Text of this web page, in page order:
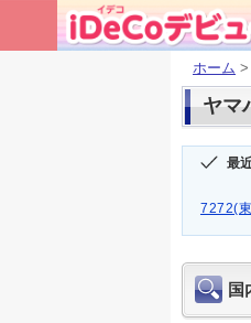
ホーム >
ヤマ
最
7272(